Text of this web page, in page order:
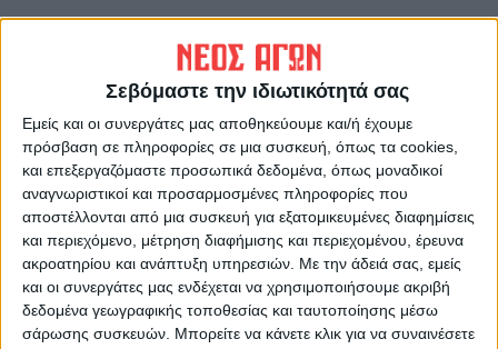
Σεβόμαστε την ιδιωτικότητά σας
Εμείς και οι συνεργάτες μας αποθηκεύουμε και/ή έχουμε
πρόσβαση σε πληροφορίες σε μια συσκευή, όπως τα cookies,
και επεξεργαζόμαστε προσωπικά δεδομένα, όπως μοναδικοί
αναγνωριστικοί και προσαρμοσμένες πληροφορίες που
αποστέλλονται από μια συσκευή για εξατομικευμένες διαφημίσεις
και περιεχόμενο, μέτρηση διαφήμισης και περιεχομένου, έρευνα
ακροατηρίου και ανάπτυξη υπηρεσιών. Με την άδειά σας, εμείς
και οι συνεργάτες μας ενδέχεται να χρησιμοποιήσουμε ακριβή
δεδομένα γεωγραφικής τοποθεσίας και ταυτοποίησης μέσω
σάρωσης συσκευών. Μπορείτε να κάνετε κλικ για να συναινέσετε
Προσπάθειες ένταξης της
Κοιλάδας του Αχελώου στην
πεπονοπαραγωγοί στη
ΝΕΟΣ ΑΓΩΝ